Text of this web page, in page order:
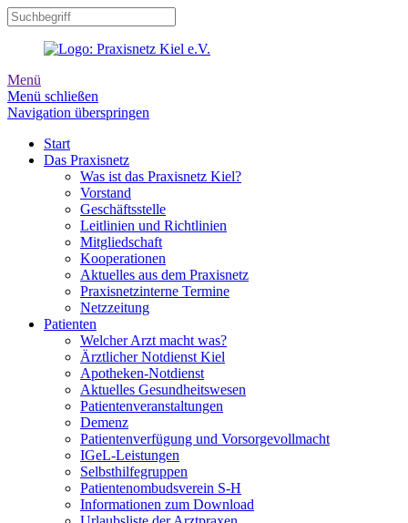
Menü
Menü schließen
Navigation überspringen
Start
Das Praxisnetz
Was ist das Praxisnetz Kiel?
Vorstand
Geschäftsstelle
Leitlinien und Richtlinien
Mitgliedschaft
Kooperationen
Aktuelles aus dem Praxisnetz
Praxisnetzinterne Termine
Netzzeitung
Patienten
Welcher Arzt macht was?
Ärztlicher Notdienst Kiel
Apotheken-Notdienst
Aktuelles Gesundheitswesen
Patientenveranstaltungen
Demenz
Patientenverfügung und Vorsorgevollmacht
IGeL-Leistungen
Selbsthilfegruppen
Patientenombudsverein S-H
Informationen zum Download